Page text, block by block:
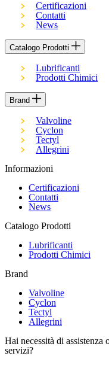
Certificazioni
Contatti
News
Catalogo Prodotti
Lubrificanti
Prodotti Chimici
Brand
Valvoline
Cyclon
Tectyl
Allegrini
Informazioni
Certificazioni
Contatti
News
Catalogo Prodotti
Lubrificanti
Prodotti Chimici
Brand
Valvoline
Cyclon
Tectyl
Allegrini
Hai necessità di
servizi?